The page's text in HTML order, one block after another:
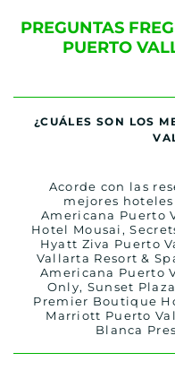
PREGUNTAS
PUERTO
¿CUÁLES SON LOS
Acorde con las
mejores
Americana Puerto
Hotel Mousai,
Hyatt Ziva Puerto
Vallarta Resort &
Americana Puerto
Only, Sunset
Premier Boutique
Marriott Puerto
Blanca